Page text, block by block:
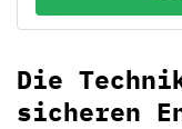
Die
sicheren